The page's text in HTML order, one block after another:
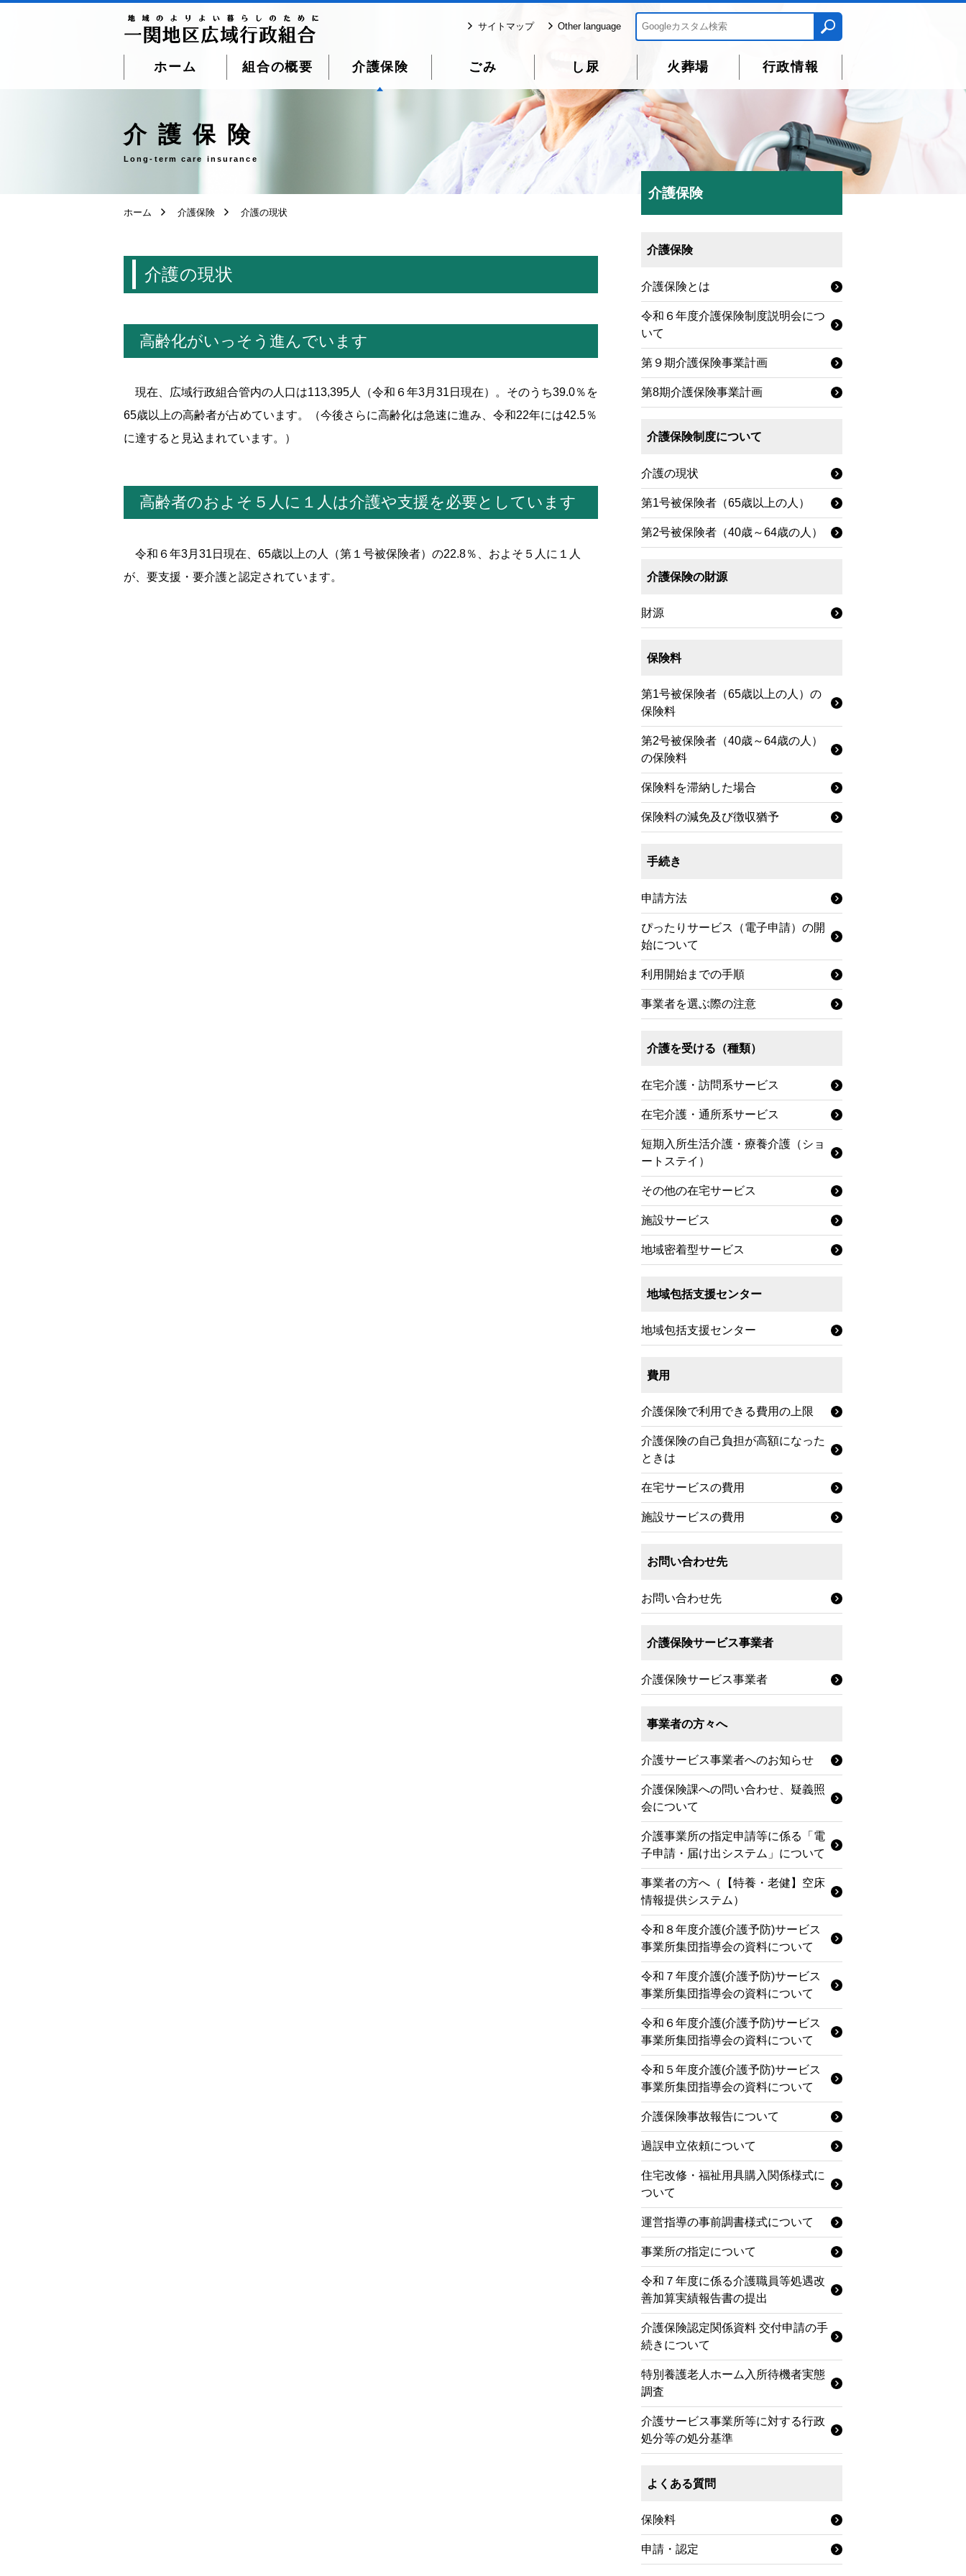
ホーム 組合の概要 介護保険 ごみ し尿 火葬場 行政情報
サイトマップ Other language
介護保険
Long-term care insurance
ホーム 介護保険 介護の現状
介護の現状
高齢化がいっそう進んでいます
現在、広域行政組合管内の人口は113,395人（令和６年3月31日現在）。そのうち39.0％を
65歳以上の高齢者が占めています。（今後さらに高齢化は急速に進み、令和22年には42.5％
に達すると見込まれています。）
高齢者のおよそ５人に１人は介護や支援を必要としています
令和６年3月31日現在、65歳以上の人（第１号被保険者）の22.8％、およそ５人に１人
が、要支援・要介護と認定されています。
介護保険
介護保険
介護保険とは
令和６年度介護保険制度説明会につ
いて
第９期介護保険事業計画
第8期介護保険事業計画
介護保険制度について
介護の現状
第1号被保険者（65歳以上の人）
第2号被保険者（40歳～64歳の人）
介護保険の財源
財源
保険料
第1号被保険者（65歳以上の人）の
保険料
第2号被保険者（40歳～64歳の人）
の保険料
保険料を滞納した場合
保険料の減免及び徴収猶予
手続き
申請方法
ぴったりサービス（電子申請）の開
始について
利用開始までの手順
事業者を選ぶ際の注意
介護を受ける（種類）
在宅介護・訪問系サービス
在宅介護・通所系サービス
短期入所生活介護・療養介護（ショ
ートステイ）
その他の在宅サービス
施設サービス
地域密着型サービス
地域包括支援センター
地域包括支援センター
費用
介護保険で利用できる費用の上限
介護保険の自己負担が高額になった
ときは
在宅サービスの費用
施設サービスの費用
お問い合わせ先
お問い合わせ先
介護保険サービス事業者
介護保険サービス事業者
事業者の方々へ
介護サービス事業者へのお知らせ
介護保険課への問い合わせ、疑義照
会について
介護事業所の指定申請等に係る「電
子申請・届け出システム」について
事業者の方へ（【特養・老健】空床
情報提供システム）
令和８年度介護(介護予防)サービス
事業所集団指導会の資料について
令和７年度介護(介護予防)サービス
事業所集団指導会の資料について
令和６年度介護(介護予防)サービス
事業所集団指導会の資料について
令和５年度介護(介護予防)サービス
事業所集団指導会の資料について
介護保険事故報告について
過誤申立依頼について
住宅改修・福祉用具購入関係様式に
ついて
運営指導の事前調書様式について
事業所の指定について
令和７年度に係る介護職員等処遇改
善加算実績報告書の提出
介護保険認定関係資料 交付申請の手
続きについて
特別養護老人ホーム入所待機者実態
調査
介護サービス事業所等に対する行政
処分等の処分基準
よくある質問
保険料
申請・認定